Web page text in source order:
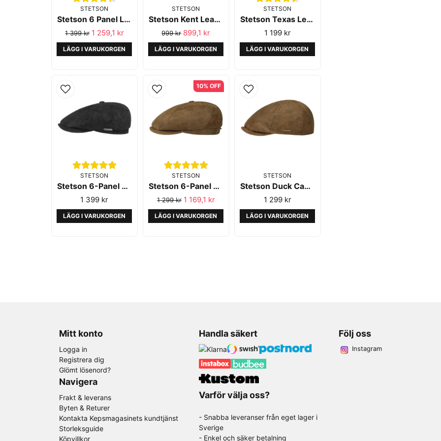
STETSON
Stetson 6 Panel Leather Chocolate
1 399 kr 1 259,1 kr
LÄGG I VARUKORGEN
STETSON
Stetson Kent Leather Black
999 kr 899,1 kr
LÄGG I VARUKORGEN
STETSON
Stetson Texas Leather Black
1 199 kr
LÄGG I VARUKORGEN
STETSON
Stetson 6-Panel Cap Leather Black
1 399 kr
LÄGG I VARUKORGEN
STETSON
Stetson 6-Panel Cap Leather Brown
1 299 kr 1 169,1 kr
LÄGG I VARUKORGEN
10% OFF
STETSON
Stetson Duck Cap Leather Brown
1 299 kr
LÄGG I VARUKORGEN
Mitt konto
Logga in
Registrera dig
Glömt lösenord?
Navigera
Frakt & leverans
Byten & Returer
Kontakta Kepsmagasinets kundtjänst
Storleksguide
Köpvillkor
Handla säkert
Varför välja oss?
- Snabba leveranser från eget lager i
Sverige
- Enkel och säker betalning
Följ oss
Instagram